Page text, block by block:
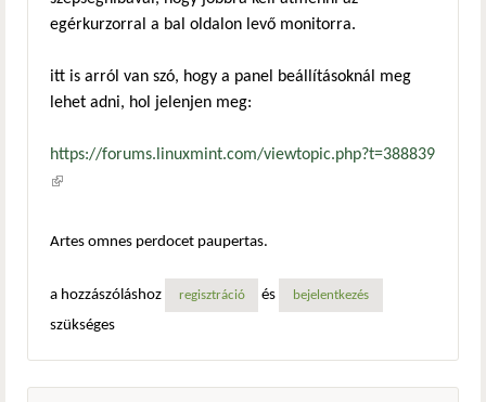
egérkurzorral a bal oldalon levő monitorra.
itt is arról van szó, hogy a panel beállításoknál meg
lehet adni, hol jelenjen meg:
https://forums.linuxmint.com/viewtopic.php?t=388839
(külső hivatkozás)
Artes omnes perdocet paupertas.
a hozzászóláshoz regisztráció és bejelentkezés
szükséges